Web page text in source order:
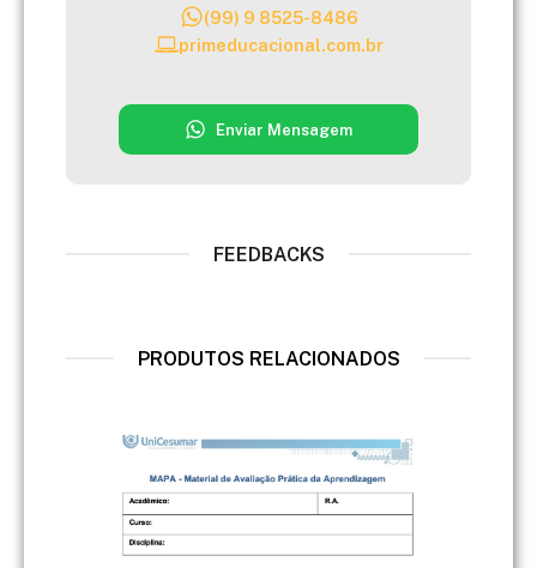
(99) 9 8525-8486
primeducacional.com.br
Enviar Mensagem
FEEDBACKS
PRODUTOS RELACIONADOS